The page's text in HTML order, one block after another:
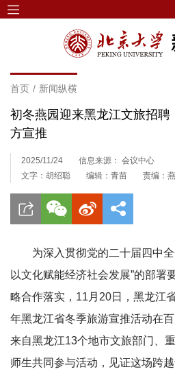
首页 / 新闻纵横
初冬燕园迎来黑龙江文旅招
方宣推
2025/11/24
信息来源： 会议中心
文字：胡绍聪
编辑：青苗 责编：
为深入贯彻党的二十届四中全
以文化赋能经济社会发展”的部署
略合作落实，11月20日，黑龙江
年黑龙江省冬季旅游宣推活动在
来自黑龙江13个地市文旅部门、
师生共同参与活动，见证这场跨